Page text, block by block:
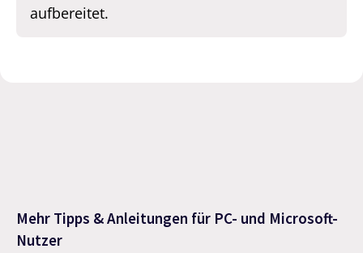
aufbereitet.
Mehr Tipps & Anleitungen für PC- und Microsoft-
Nutzer